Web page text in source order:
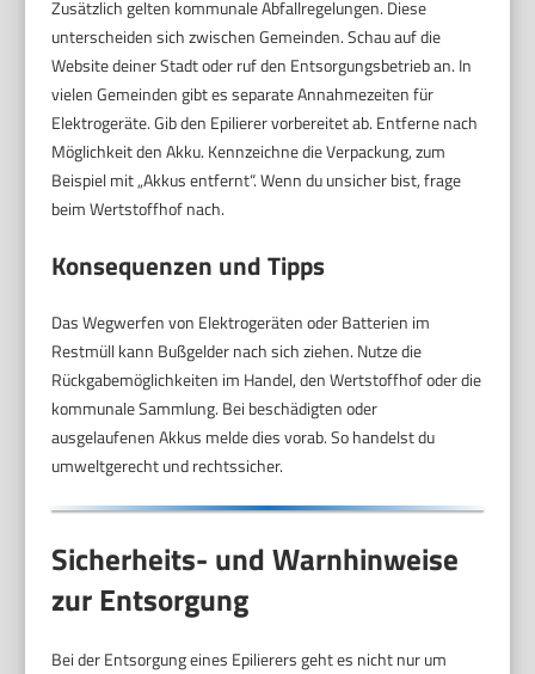
Zusätzlich gelten kommunale Abfallregelungen. Diese
unterscheiden sich zwischen Gemeinden. Schau auf die
Website deiner Stadt oder ruf den Entsorgungsbetrieb an. In
vielen Gemeinden gibt es separate Annahmezeiten für
Elektrogeräte. Gib den Epilierer vorbereitet ab. Entferne nach
Möglichkeit den Akku. Kennzeichne die Verpackung, zum
Beispiel mit „Akkus entfernt“. Wenn du unsicher bist, frage
beim Wertstoffhof nach.
Konsequenzen und Tipps
Das Wegwerfen von Elektrogeräten oder Batterien im
Restmüll kann Bußgelder nach sich ziehen. Nutze die
Rückgabemöglichkeiten im Handel, den Wertstoffhof oder die
kommunale Sammlung. Bei beschädigten oder
ausgelaufenen Akkus melde dies vorab. So handelst du
umweltgerecht und rechtssicher.
Sicherheits- und Warnhinweise
zur Entsorgung
Bei der Entsorgung eines Epilierers geht es nicht nur um